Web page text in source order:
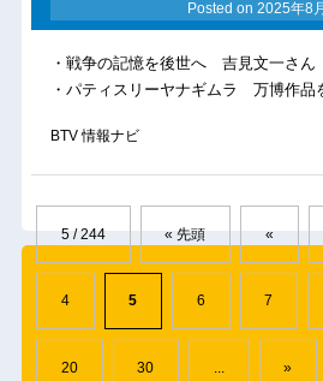
Posted on 2025年8
・戦争の記憶を後世へ 吉見文一さん
・パティスリーヤナギムラ 万博作品
BTV 情報ナビ
5 / 244 « 先頭 «
4 5 6 7
20 30 ... »